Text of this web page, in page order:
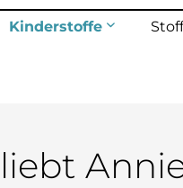
bis 70 Kg